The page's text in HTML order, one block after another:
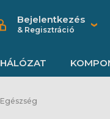
Bejelentkezés
& Regisztráció
HÁLÓZAT
Egészség